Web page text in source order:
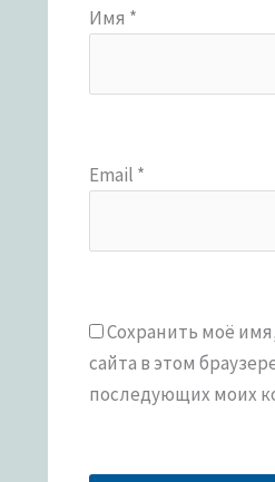
Имя *
Email *
Сохранить моё
сайта в этом
последующих моих